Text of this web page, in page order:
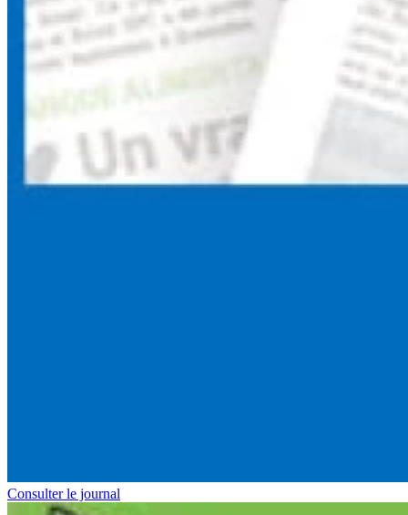
Consulter le journal